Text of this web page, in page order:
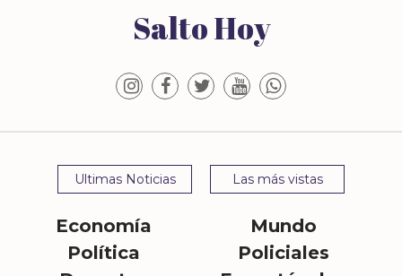
Salto Hoy
Ultimas Noticias Las más vistas
Economía
Mundo
Política
Policiales